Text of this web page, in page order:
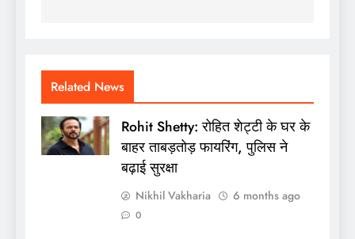
Related News
Rohit Shetty: रोहित शेट्टी के घर के
बाहर ताबड़तोड़ फायरिंग, पुलिस ने
बढ़ाई सुरक्षा
Nikhil Vakharia 6 months ago
0